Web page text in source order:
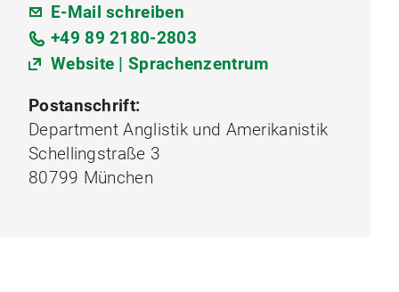
E-Mail schreiben
+49 89 2180-2803
Website | Sprachenzentrum
Postanschrift:
Department Anglistik und Amerikanistik
Schellingstraße 3
80799 München